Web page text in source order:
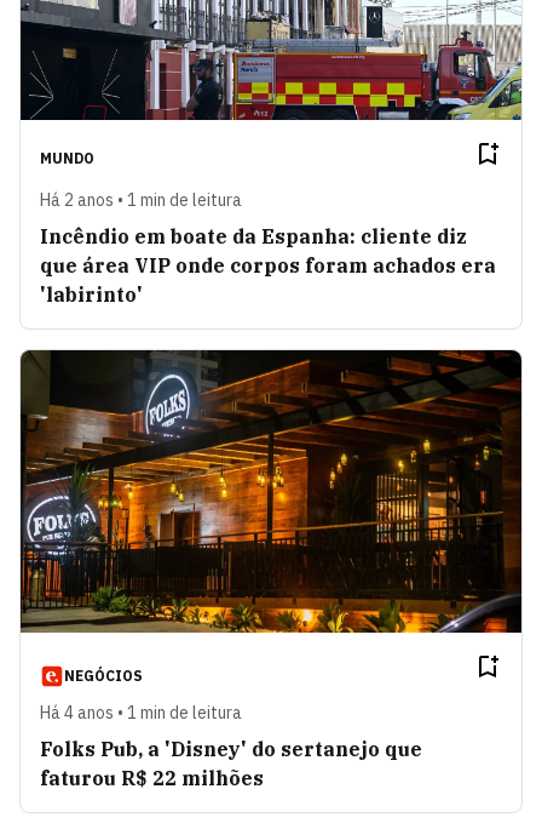
MUNDO
Há 2 anos • 1 min de leitura
Incêndio em boate da Espanha: cliente diz
que área VIP onde corpos foram achados era
'labirinto'
NEGÓCIOS
Há 4 anos • 1 min de leitura
Folks Pub, a 'Disney' do sertanejo que
faturou R$ 22 milhões